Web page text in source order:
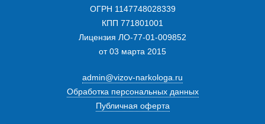
ОГРН 1147748028339
КПП 771801001
Лицензия ЛО-77-01-009852
от 03 марта 2015
admin@vizov-narkologa.ru
Обработка персональных данных
Публичная оферта